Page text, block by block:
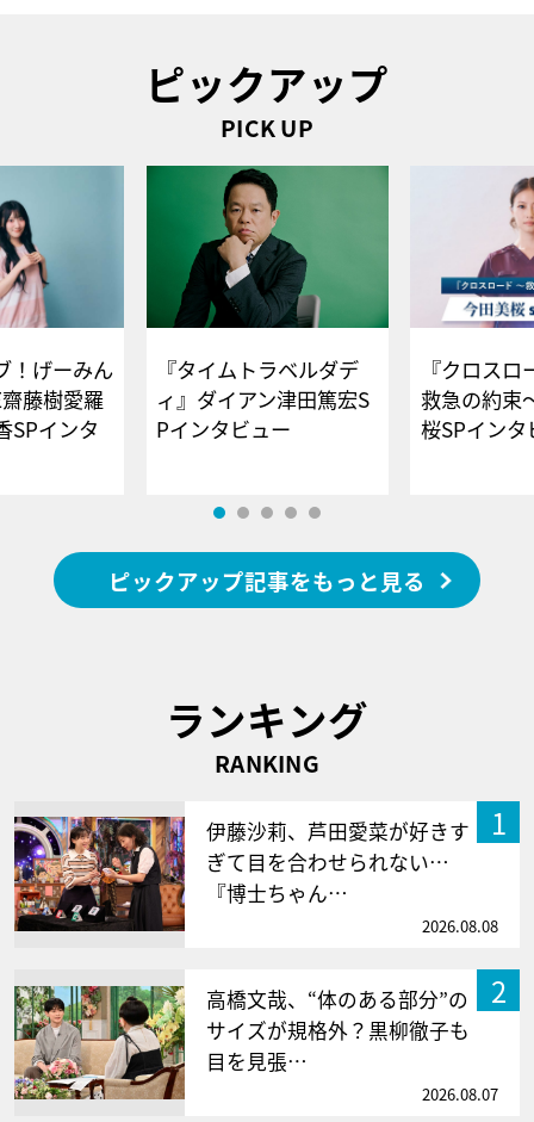
ピックアップ
PICK UP
！げーみん
藤樹愛羅
SPインタ
『タイムトラベルダデ
ィ』ダイアン津田篤宏S
Pインタビュー
『クロス
救急の約束
桜SPイ
ピックアップ記事をもっと見る
ランキング
RANKING
1
伊藤沙莉、芦田愛菜が好きす
ぎて目を合わせられない…
『博士ちゃん…
2026.08.08
2
高橋文哉、“体のある部分”の
サイズが規格外？黒柳徹子も
目を見張…
2026.08.07